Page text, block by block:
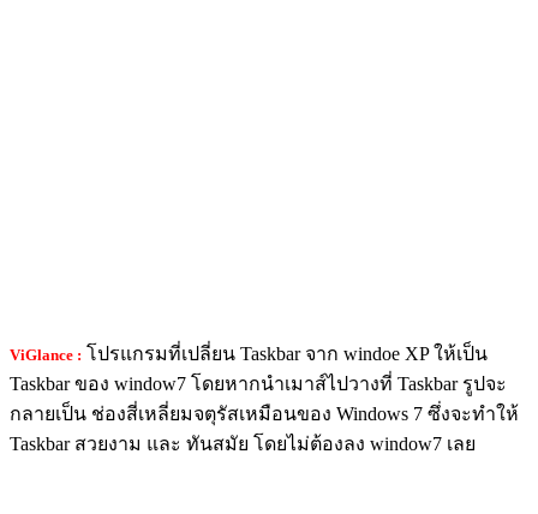
ViGlance : โปรแกรมที่เปลี่ยน Taskbar จาก windoe XP ให้เป็น
Taskbar ของ window7 โดยหากนำเมาส์ไปวางที่ Taskbar รูปจะ
กลายเป็น ช่องสี่เหลี่ยมจตุรัสเหมือนของ Windows 7 ซึ่งจะทำให้
Taskbar สวยงาม และ ทันสมัย โดยไม่ต้องลง window7 เลย